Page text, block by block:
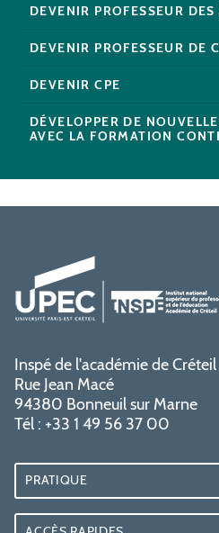
DEVENIR PROFESSEUR DES
DEVENIR PROFESSEUR DE
DEVENIR CPE
DÉVELOPPER DE
AVEC LA FORMATION
Inspé de l'académie de Créteil
Rue Jean Macé
94380 Bonneuil sur Marne
Tél : +33 1 49 56 37 00
PRATIQUE